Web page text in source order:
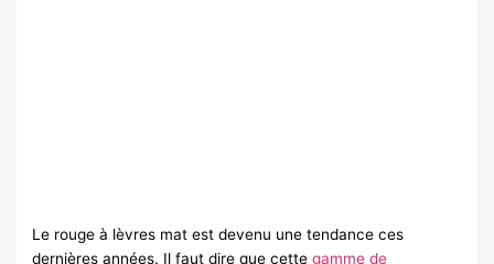
Le rouge à lèvres mat est devenu une tendance ces
dernières années. Il faut dire que cettegamme de